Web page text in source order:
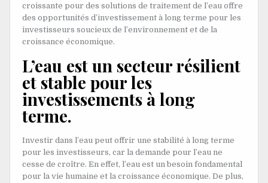
croissante pour des solutions de traitement de l’eau offre
des opportunités d’investissement à long terme pour les
investisseurs soucieux de l’environnement et de la
croissance économique.
L’eau est un secteur résilient
et stable pour les
investissements à long
terme.
Investir dans l’eau peut offrir une stabilité à long terme
pour les investisseurs, car la demande pour l’eau ne
cesse de croître. En effet, l’eau est un besoin fondamental
pour la vie humaine et la croissance économique. De plus,